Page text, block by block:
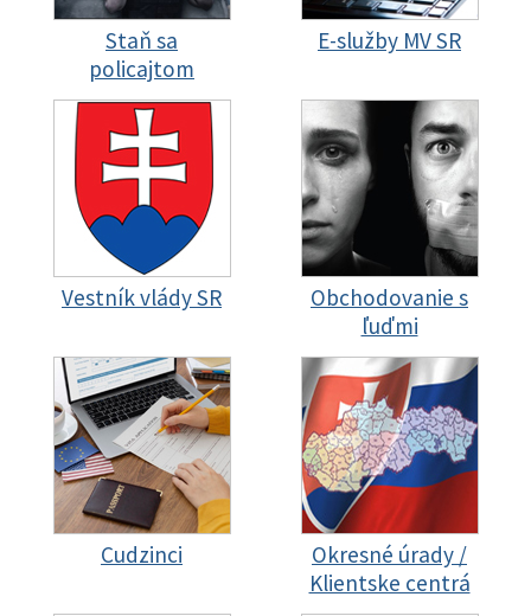
Staň sa
policajtom
E-služby MV SR
Vestník vlády SR
Obchodovanie s
ľuďmi
Cudzinci
Okresné úrady /
Klientske centrá